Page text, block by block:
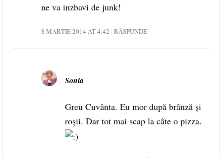
ne va inzbavi de junk!
8 MARTIE 2014 AT 4:42 RĂSPUNDE
Sonia
Greu Cuvânta. Eu mor după brânză și
roșii. Dar tot mai scap la câte o pizza.